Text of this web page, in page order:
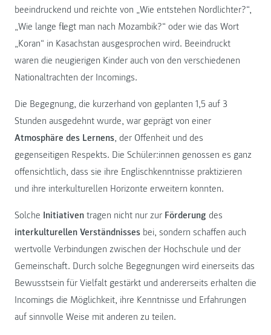
beeindruckend und reichte von „Wie entstehen Nordlichter?“,
„Wie lange fliegt man nach Mozambik?“ oder wie das Wort
„Koran“ in Kasachstan ausgesprochen wird. Beeindruckt
waren die neugierigen Kinder auch von den verschiedenen
Nationaltrachten der Incomings.
Die Begegnung, die kurzerhand von geplanten 1,5 auf 3
Stunden ausgedehnt wurde, war geprägt von einer
Atmosphäre des Lernens, der Offenheit und des
gegenseitigen Respekts. Die Schüler:innen genossen es ganz
offensichtlich, dass sie ihre Englischkenntnisse praktizieren
und ihre interkulturellen Horizonte erweitern konnten.
Solche Initiativen tragen nicht nur zur Förderung des
interkulturellen Verständnisses bei, sondern schaffen auch
wertvolle Verbindungen zwischen der Hochschule und der
Gemeinschaft. Durch solche Begegnungen wird einerseits das
Bewusstsein für Vielfalt gestärkt und andererseits erhalten die
Incomings die Möglichkeit, ihre Kenntnisse und Erfahrungen
auf sinnvolle Weise mit anderen zu teilen.